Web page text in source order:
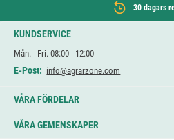
30 dagars
KUNDSERVICE
Mån. - Fri. 08:00 - 12:00
E-Post: info@agrarzone.com
VÅRA FÖRDELAR
VÅRA GEMENSKAPER